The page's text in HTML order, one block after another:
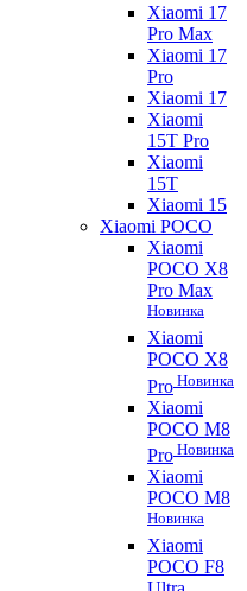
Xiaomi 17
Pro Max
Xiaomi 17
Pro
Xiaomi 17
Xiaomi
15T Pro
Xiaomi
15T
Xiaomi 15
Xiaomi POCO
Xiaomi
POCO X8
Pro Max
Новинка
Xiaomi
POCO X8
Pro Новинка
Xiaomi
POCO M8
Pro Новинка
Xiaomi
POCO M8
Новинка
Xiaomi
POCO F8